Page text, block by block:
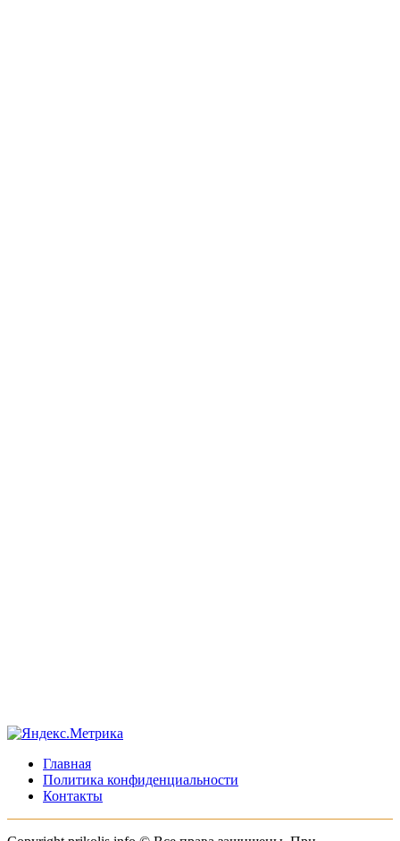
Главная
Политика конфиденциальности
Контакты